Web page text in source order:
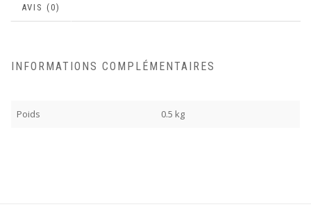
AVIS (0)
INFORMATIONS COMPLÉMENTAIRES
Poids 0.5 kg